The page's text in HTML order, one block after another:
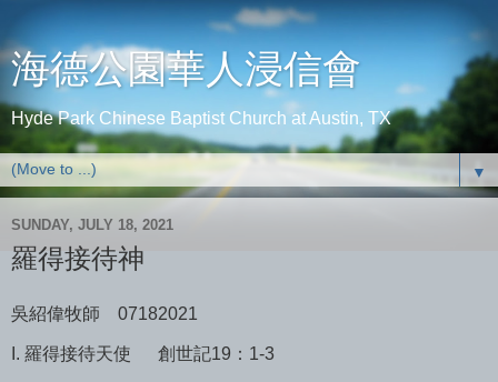
海德公園華人浸信會
Hyde Park Chinese Baptist Church at Austin, TX
▼
SUNDAY, JULY 18, 2021
羅得接待神
吳紹偉牧師 07182021
I. 羅得接待天使 創世記19：1-3